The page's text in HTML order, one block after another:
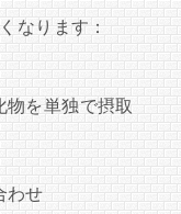
なります：
物を単独で摂取
わせ